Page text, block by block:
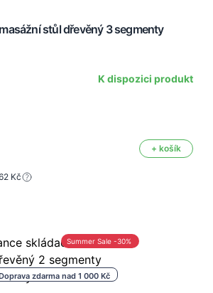
stůl dřevěný 3 segmenty
K dispozici produkt
+ košík
Kč
zdarma nad 1 000 Kč
Summer Sale -30%